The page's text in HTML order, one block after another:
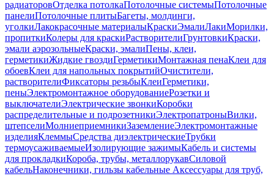
радиаторовОтделка потолкаПотолочные системыПотолочные
панелиПотолочные плитыБагеты, молдинги,
уголкиЛакокрасочные материалыКраскиЭмалиЛакиМорилки,
пропиткиКолеры для краскиРастворителиГрунтовкиКраски,
эмали аэрозольныеКраски, эмалиПены, клеи,
герметикиЖидкие гвоздиГерметикиМонтажная пенаКлеи для
обоевКлеи для напольных покрытийОчистители,
растворителиФиксаторы резьбыКлеиГерметики,
пеныЭлектромонтажное оборудованиеРозетки и
выключателиЭлектрические звонкиКоробки
распределительные и подрозетникиЭлектропатроныВилки,
штепселиМолниеприемникиЗаземлениеЭлектромонтажные
изделияКлеммыСредства диэлектрическиеТрубки
термоусаживаемыеИзолирующие зажимыКабель и системы
для прокладкиКороба, трубы, металлорукавСиловой
кабельНаконечники, гильзы кабельные Аксессуары для труб,